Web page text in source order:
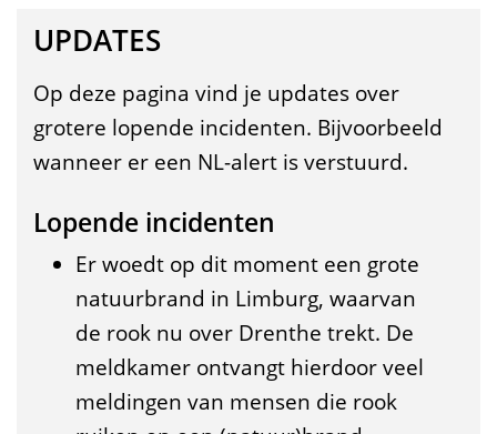
t
e
s
UPDATES
Op deze pagina vind je updates over
grotere lopende incidenten. Bijvoorbeeld
wanneer er een NL-alert is verstuurd.
Lopende incidenten
Er woedt op dit moment een grote
natuurbrand in Limburg, waarvan
de rook nu over Drenthe trekt. De
meldkamer ontvangt hierdoor veel
meldingen van mensen die rook